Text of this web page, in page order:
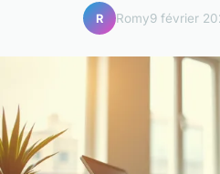
R Romy9 février